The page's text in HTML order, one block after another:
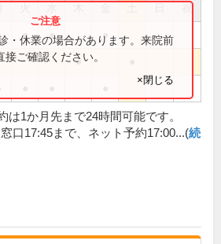
祝
● ● ●
●
・休業の場合があります。来院前
ご確認ください。
×閉じる
は1か月先まで24時間可能です。
口17:45まで、ネット予約17:00...(続